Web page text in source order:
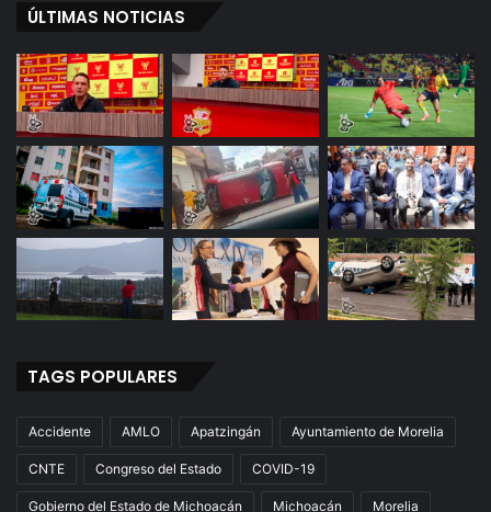
ÚLTIMAS NOTICIAS
TAGS POPULARES
Accidente AMLO Apatzingán Ayuntamiento de Morelia
CNTE Congreso del Estado COVID-19
Gobierno del Estado de Michoacán Michoacán Morelia